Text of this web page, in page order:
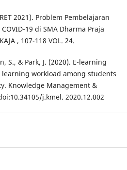
2021). Problem Pembelajaran
19 di SMA Dharma Praja
, 107-118 VOL. 24.
S., & Park, J. (2020). E-learning
workload among students
Knowledge Management &
j.kmel. 2020.12.002